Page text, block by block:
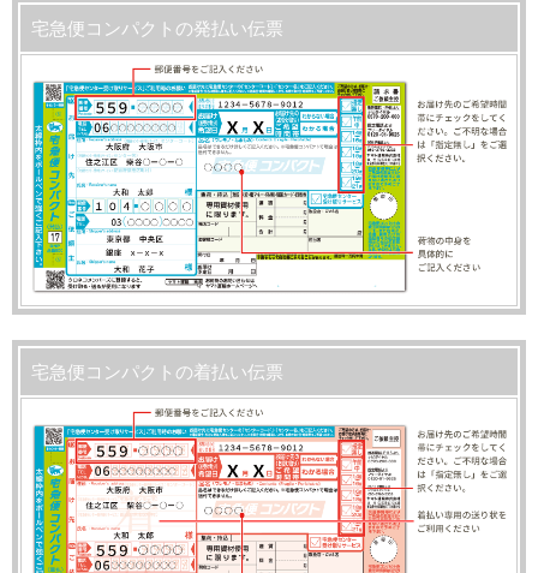
宅急便コンパクトの発払い伝票
宅急便コンパクトの着払い伝票